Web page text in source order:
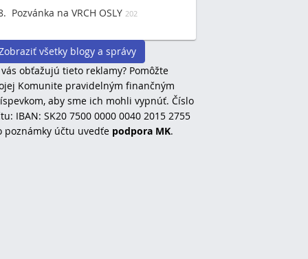
Pozvánka na VRCH OSLY 202
všetky blogy a správy
obťažujú tieto reklamy? Pomôžte
Komunite pravidelným finančným
aby sme ich mohli vypnúť. Číslo
IBAN: SK20 7500 0000 0040 2015 2755
poznámky účtu uvedťe podpora MK.